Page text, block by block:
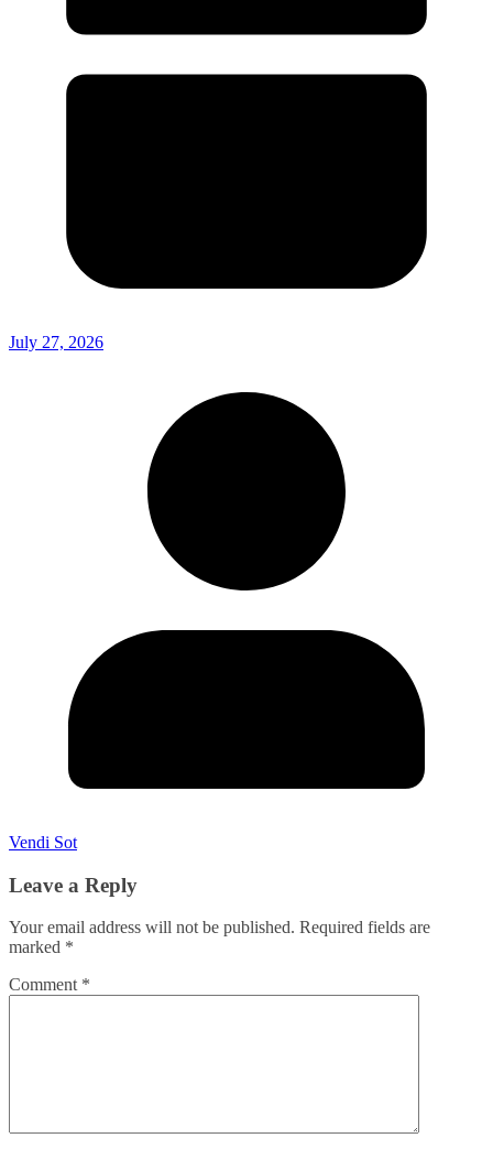
July 27, 2026
Vendi Sot
Leave a Reply
Your email address will not be published. Required fields are
marked *
Comment *